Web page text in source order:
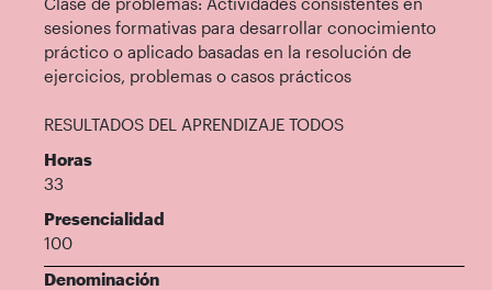
sesiones formativas para desarrollar conocimiento
práctico o aplicado basadas en la resolución de
ejercicios, problemas o casos prácticos
RESULTADOS DEL APRENDIZAJE TODOS
Horas
33
Presencialidad
100
Denominación